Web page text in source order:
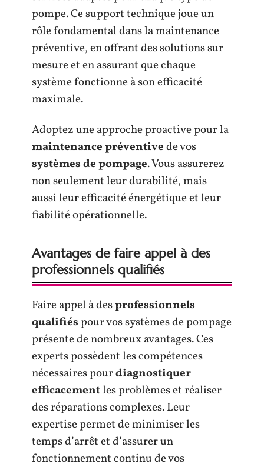
pompe. Ce support technique joue un
rôle fondamental dans la maintenance
préventive, en offrant des solutions sur
mesure et en assurant que chaque
système fonctionne à son efficacité
maximale.
Adoptez une approche proactive pour la
maintenance préventivede vos
systèmes de pompage. Vous assurerez
non seulement leur durabilité, mais
aussi leur efficacité énergétique et leur
fiabilité opérationnelle.
Avantages de faire appel à des
professionnels qualifiés
Faire appel à desprofessionnels
qualifiéspour vos systèmes de pompage
présente de nombreux avantages. Ces
experts possèdent les compétences
nécessaires pourdiagnostiquer
efficacementles problèmes et réaliser
des réparations complexes. Leur
expertise permet de minimiser les
temps d’arrêt et d’assurer un
fonctionnement continu de vos